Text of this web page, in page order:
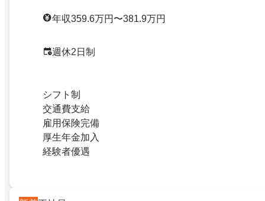
年収359.6万円〜381.9万円
週休2日制
シフト制
交通費支給
雇用保険完備
厚生年金加入
経験者優遇